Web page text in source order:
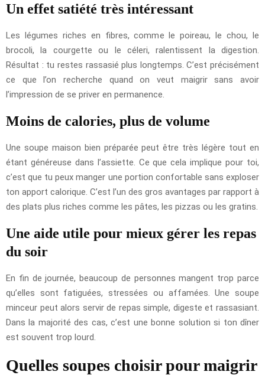
Un effet satiété très intéressant
Les légumes riches en fibres, comme le poireau, le chou, le
brocoli, la courgette ou le céleri, ralentissent la digestion.
Résultat : tu restes rassasié plus longtemps. C’est précisément
ce que l’on recherche quand on veut maigrir sans avoir
l’impression de se priver en permanence.
Moins de calories, plus de volume
Une soupe maison bien préparée peut être très légère tout en
étant généreuse dans l’assiette. Ce que cela implique pour toi,
c’est que tu peux manger une portion confortable sans exploser
ton apport calorique. C’est l’un des gros avantages par rapport à
des plats plus riches comme les pâtes, les pizzas ou les gratins.
Une aide utile pour mieux gérer les repas
du soir
En fin de journée, beaucoup de personnes mangent trop parce
qu’elles sont fatiguées, stressées ou affamées. Une soupe
minceur peut alors servir de repas simple, digeste et rassasiant.
Dans la majorité des cas, c’est une bonne solution si ton dîner
est souvent trop lourd.
Quelles soupes choisir pour maigrir